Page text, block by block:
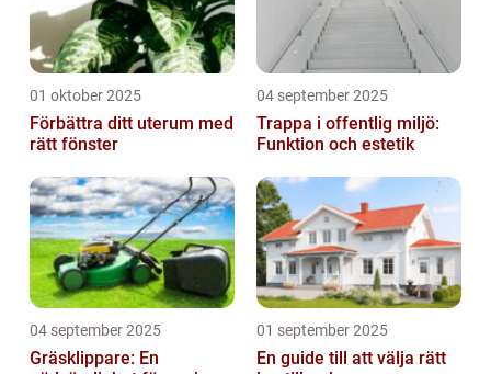
01 oktober 2025
Förbättra ditt uterum med
rätt fönster
04 september 2025
Trappa i offentlig miljö:
Funktion och estetik
04 september 2025
Gräsklippare: En
01 september 2025
En guide till att välja rätt